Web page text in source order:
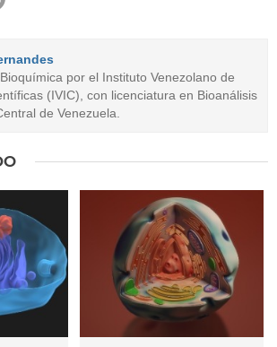
por el Instituto Venezolano de
(IVIC), con licenciatura en Bioanálisis
de Venezuela.